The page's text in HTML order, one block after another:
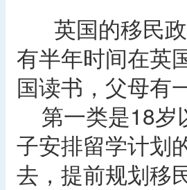
英国的移民政
有半年时间在英
国读书，父母有
第一类是18岁
子安排留学计划
去，提前规划移